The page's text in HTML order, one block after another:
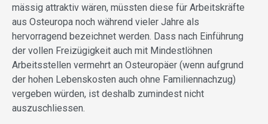
mässig attraktiv wären, müssten diese für Arbeitskräfte
aus Osteuropa noch während vieler Jahre als
hervorragend bezeichnet werden. Dass nach Einführung
der vollen Freizügigkeit auch mit Mindestlöhnen
Arbeitsstellen vermehrt an Osteuropäer (wenn aufgrund
der hohen Lebenskosten auch ohne Familiennachzug)
vergeben würden, ist deshalb zumindest nicht
auszuschliessen.